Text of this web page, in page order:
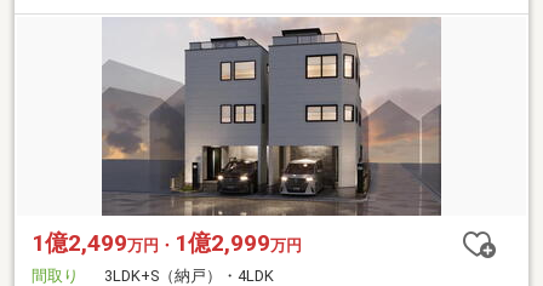
1億2,499万円・ 1億2,999万円
間取り
3LDK+S（納戸）・4LDK